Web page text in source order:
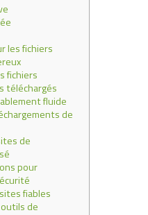
les fichiers
fichiers
téléchargés
fluide
de
de
pour
fiables
de